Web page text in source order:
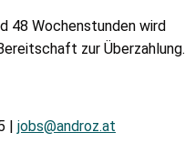
48 Wochenstunden wird
zur Überzahlung.
| jobs@androz.at